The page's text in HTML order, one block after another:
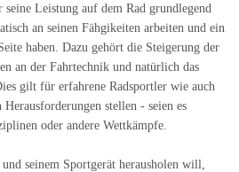
Leistung auf dem Rad grundlegend
an seinen Fähgikeiten arbeiten und ein
haben. Dazu gehört die Steigerung der
an der Fahrtechnik und natürlich das
gilt für erfahrene Radsportler wie auch
stellen - seien es
oder andere Wettkämpfe.
seinem Sportgerät herausholen will,